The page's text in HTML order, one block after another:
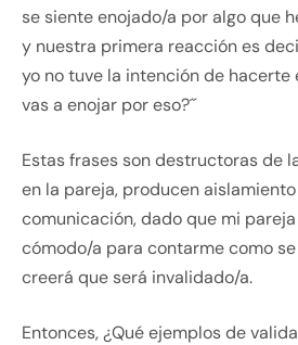
se siente enojado/a por algo que
y nuestra primera reacción es
yo no tuve la intención de hacerte
vas a enojar por eso?´´
Estas frases son destructoras de
en la pareja, producen
comunicación, dado que mi
cómodo/a para contarme como
creerá que será invalidado/a.
Entonces, ¿Qué ejemplos de